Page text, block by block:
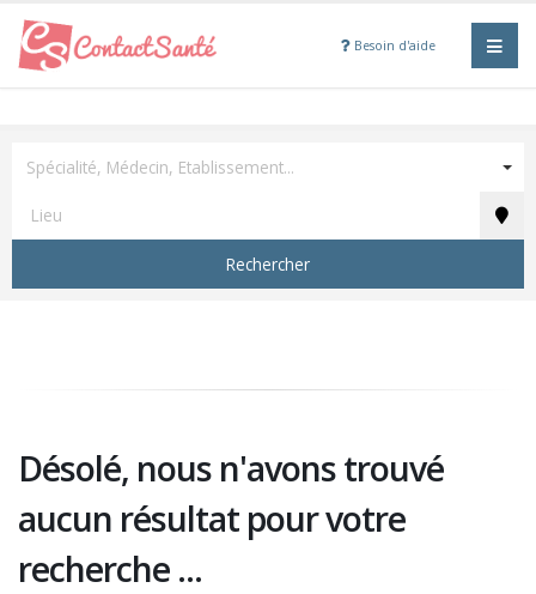
Besoin d'aide
Spécialité, Médecin, Etablissement...
Rechercher
Désolé, nous n'avons trouvé
aucun résultat pour votre
recherche ...